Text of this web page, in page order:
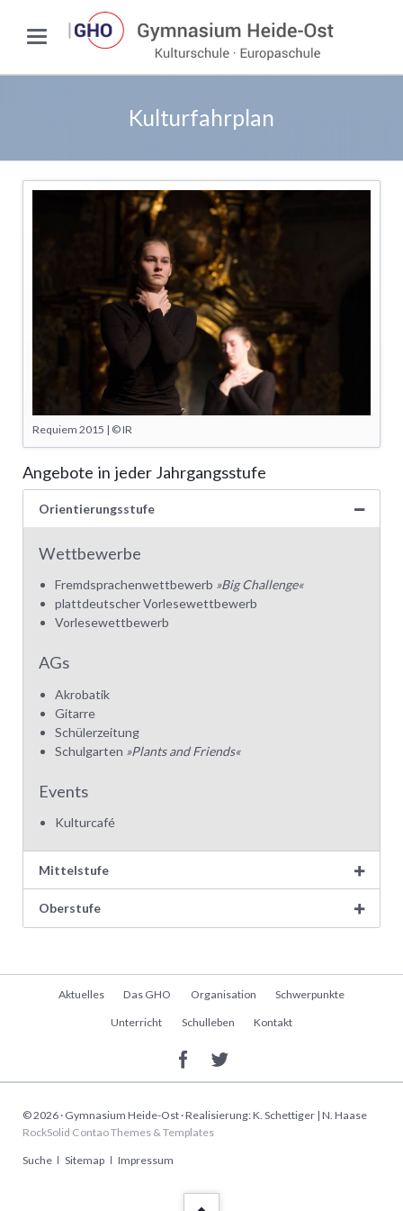
Kulturfahrplan
Requiem 2015 | © IR
Angebote in jeder Jahrgangsstufe
Orientierungsstufe
Wettbewerbe
Fremdsprachenwettbewerb »Big Challenge«
plattdeutscher Vorlesewettbewerb
Vorlesewettbewerb
AGs
Akrobatik
Gitarre
Schülerzeitung
Schulgarten »Plants and Friends«
Events
Kulturcafé
Mittelstufe
Oberstufe
Navigation
Aktuelles Das GHO Organisation Schwerpunkte
Unterricht Schulleben Kontakt
© 2026 · Gymnasium Heide-Ost · Realisierung: K. Schettiger | N. Haase
RockSolid Contao Themes & Templates
Navigation
Suche Sitemap Impressum